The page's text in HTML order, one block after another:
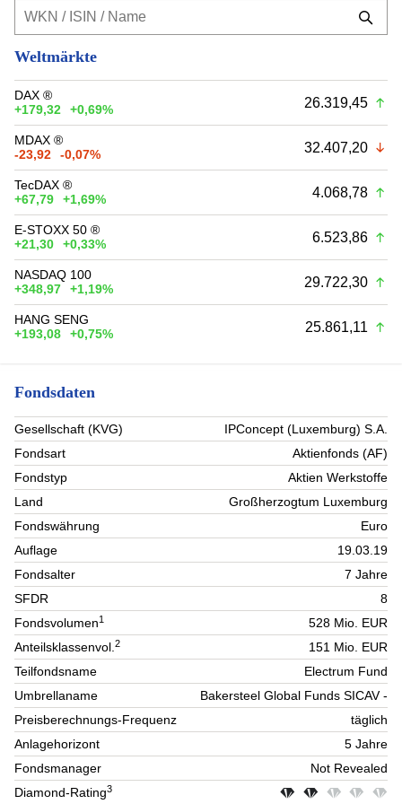
Weltmärkte
DAX ®
+179,32
+0,69% 26.319,45
MDAX ®
-23,92
-0,07% 32.407,20
TecDAX ®
+67,79
+1,69% 4.068,78
E-STOXX 50 ®
+21,30
+0,33% 6.523,86
NASDAQ 100
+348,97
+1,19% 29.722,30
HANG SENG
+193,08
+0,75% 25.861,11
Fondsdaten
Gesellschaft (KVG)
IPConcept (Luxemburg) S.A.
Fondsart
Aktienfonds (AF)
Fondstyp
Aktien Werkstoffe
Land
Großherzogtum Luxemburg
Fondswährung
Euro
Auflage
19.03.19
Fondsalter
7 Jahre
SFDR
8
Fondsvolumen1
528 Mio. EUR
Anteilsklassenvol.2
151 Mio. EUR
Teilfondsname
Electrum Fund
Umbrellaname
Bakersteel Global Funds SICAV -
Preisberechnungs-Frequenz
täglich
Anlagehorizont
5 Jahre
Fondsmanager
Not Revealed
Diamond-Rating3